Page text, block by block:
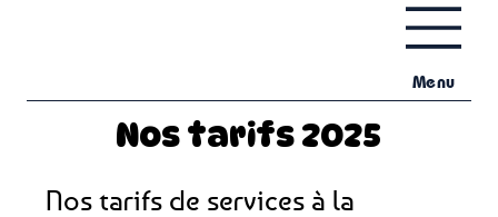
Menu
Nos tarifs 2025
Nos tarifs de services à la